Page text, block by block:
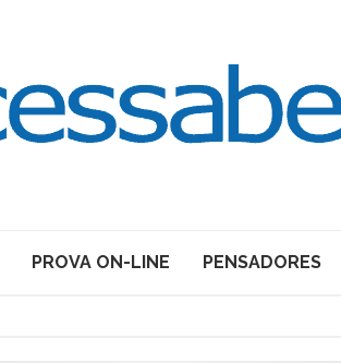
PROVA ON-LINE PENSADORES